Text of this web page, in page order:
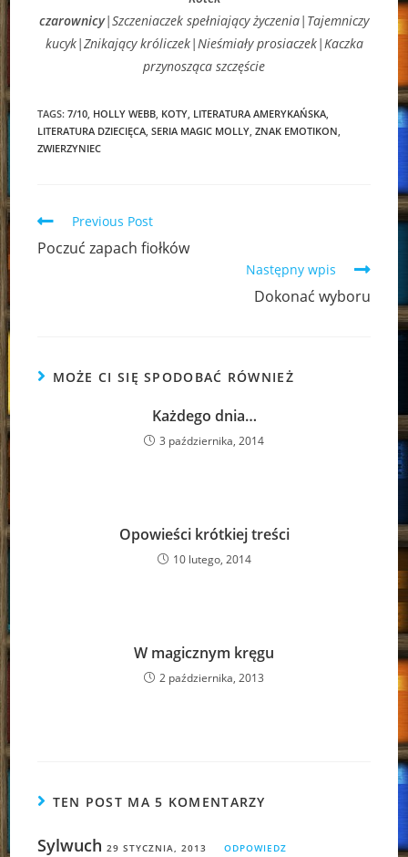
czarownicy|Szczeniaczek spełniający życzenia|Tajemniczy
kucyk|Znikający króliczek|Nieśmiały prosiaczek|Kaczka
przynosząca szczęście
TAGS:7/10 HOLLY WEBB KOTY LITERATURA AMERYKAŃSKA
LITERATURA DZIECIĘCA SERIA MAGIC MOLLY ZNAK EMOTIKON
ZWIERZYNIEC
Read
articles
Previous Post
Poczuć zapach fiołków
Następny wpis
Dokonać wyboru
MOŻE CI SIĘ SPODOBAĆ RÓWNIEŻ
Każdego dnia…
3 października, 2014
Opowieści krótkiej treści
10 lutego, 2014
W magicznym kręgu
2 października, 2013
TEN POST MA 5 KOMENTARZY
Sylwuch 29 STYCZNIA, 2013 ODPOWIEDZ